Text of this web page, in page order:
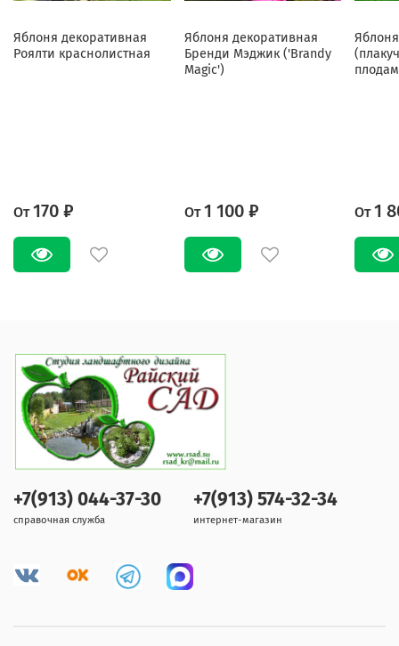
Яблоня декоративная
Роялти краснолистная
От 170 ₽
Яблоня декоративная
Бренди Мэджик ('Brandy
Magic')
От 1 100 ₽ От 1
+7(913) 044-37-30
справочная служба
+7(913) 574-32-34
интернет-магазин